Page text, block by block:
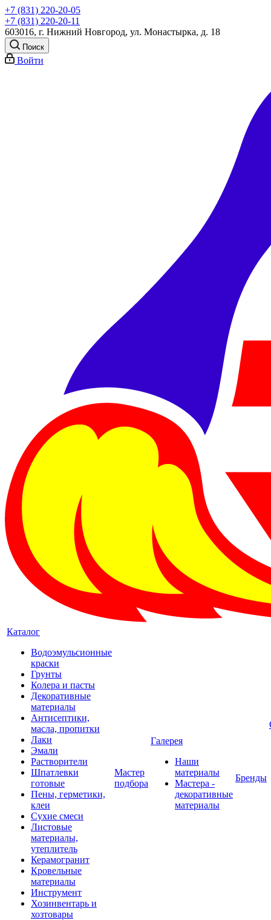
+7 (831) 220-20-05
+7 (831) 220-20-11
603016, г. Нижний Новгород, ул. Монастырка, д. 18
Поиск
Войти
Каталог
Водоэмульсионные
краски
Грунты
Колера и пасты
Декоративные
материалы
Антисептики,
масла, пропитки
Лаки
Эмали
Растворители
Шпатлевки
готовые
Пены, герметики,
клеи
Сухие смеси
Листовые
материалы,
утеплитель
Керамогранит
Кровельные
материалы
Инструмент
Хозинвентарь и
хозтовары
Мастер
подбора
Галерея
Наши
материалы
Мастера -
декоративные
материалы
Бренды